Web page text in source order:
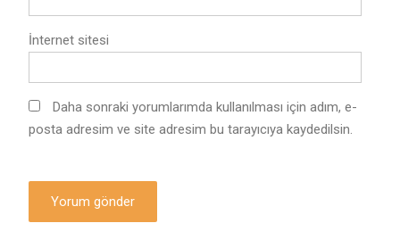
İnternet sitesi
Daha sonraki yorumlarımda kullanılması için adım, e-
posta adresim ve site adresim bu tarayıcıya kaydedilsin.